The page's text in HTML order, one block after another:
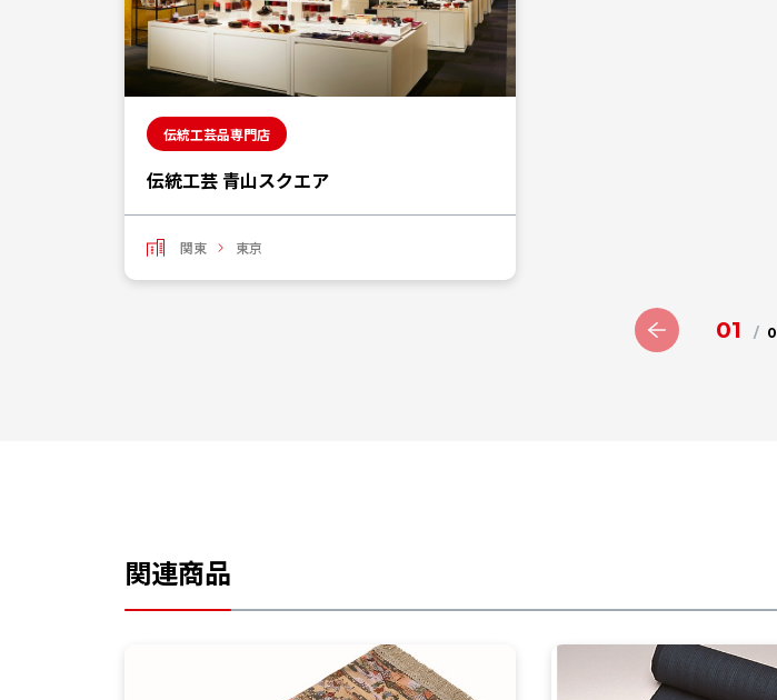
伝統工芸品専門店
伝統工芸 青山スクエア
関東 東京
01 /
関連商品